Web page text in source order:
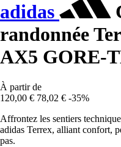
adidas
randonnée
AX5 GORE-
À partir de
120,00 € 78,02 € -35%
Affrontez les sentiers
adidas Terrex, alliant confort,
pas.